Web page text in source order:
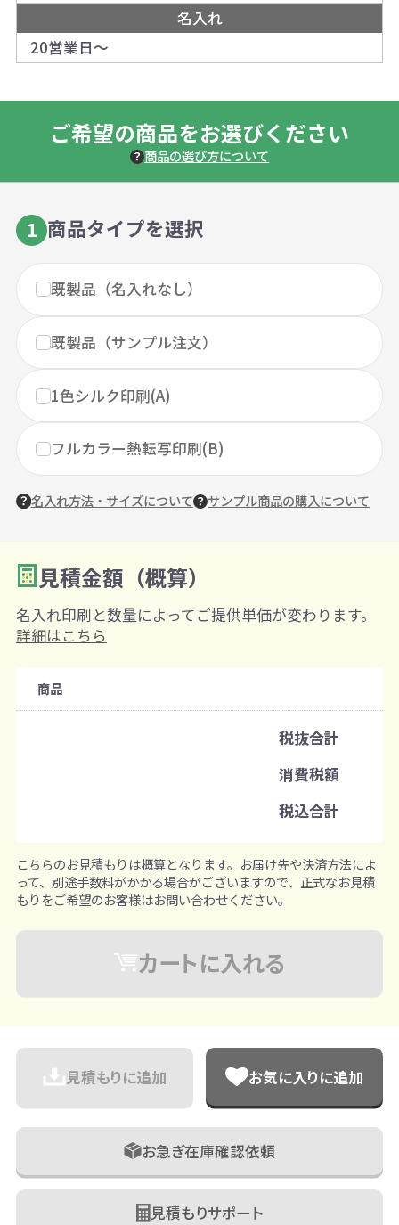
名入れ
20営業日～
ご希望の商品をお選びください
商品の選び方について
1 商品タイプを選択
既製品（名入れなし）
既製品（サンプル注文）
1色シルク印刷(A)
フルカラー熱転写印刷(B)
名入れ方法・サイズについて サンプル商品の購入について
2 数量を入力
購入条件
既製品：150個から
名入れあり：100個から
※既製品サンプルは各色3個まで
見積金額（概算）
名入れ印刷と数量によってご提供単価が変わります。
詳細はこちら
商品
税抜合計
消費税額
税込合計
こちらのお見積もりは概算となります。お届け先や決済方法によ
って、別途手数料がかかる場合がございますので、正式なお見積
もりをご希望のお客様はお問い合わせください。
カートに入れる
見積もりに追加 お気に入りに追加
お急ぎ在庫確認依頼
見積もりサポート